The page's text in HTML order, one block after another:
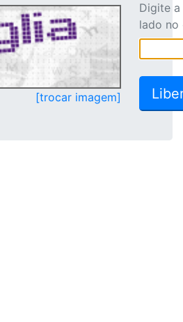
[trocar imagem]
Digite
lado no